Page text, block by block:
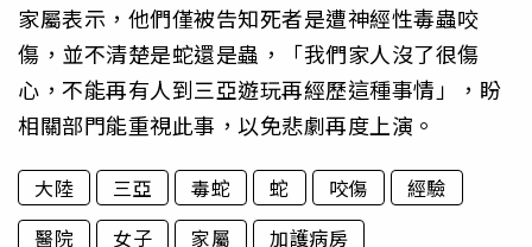
家屬表示，他們僅被告知死者是遭神經性毒蟲咬
傷，並不清楚是蛇還是蟲，「我們家人沒了很傷
心，不能再有人到三亞遊玩再經歷這種事情」，盼
相關部門能重視此事，以免悲劇再度上演。
大陸 三亞 毒蛇 蛇 咬傷
經驗
醫院
女子 家屬 加護病房